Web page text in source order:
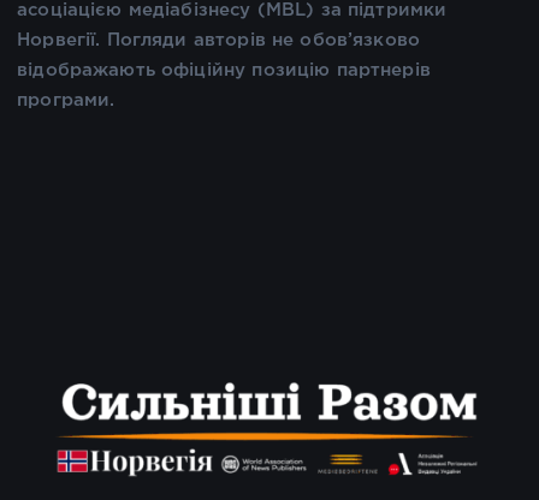
асоціацією медіабізнесу (MBL) за підтримки
Норвегії. Погляди авторів не обов’язково
відображають офіційну позицію партнерів
програми.